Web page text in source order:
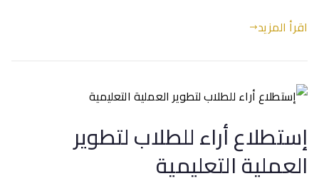
اقرأ المزيد
إستطلاع أراء للطلاب لتطوير
العملية التعليمية